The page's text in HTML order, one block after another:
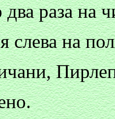
раза на
слева на